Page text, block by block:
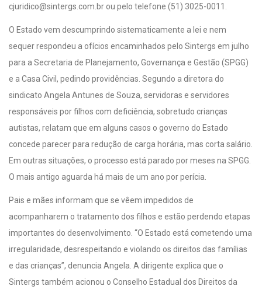
cjuridico@sintergs.com.br ou pelo telefone (51) 3025-0011.
O Estado vem descumprindo sistematicamente a lei e nem
sequer respondeu a ofícios encaminhados pelo Sintergs em julho
para a Secretaria de Planejamento, Governança e Gestão (SPGG)
e a Casa Civil, pedindo providências. Segundo a diretora do
sindicato Angela Antunes de Souza, servidoras e servidores
responsáveis por filhos com deficiência, sobretudo crianças
autistas, relatam que em alguns casos o governo do Estado
concede parecer para redução de carga horária, mas corta salário.
Em outras situações, o processo está parado por meses na SPGG.
O mais antigo aguarda há mais de um ano por perícia.
Pais e mães informam que se vêem impedidos de
acompanharem o tratamento dos filhos e estão perdendo etapas
importantes do desenvolvimento. “O Estado está cometendo uma
irregularidade, desrespeitando e violando os direitos das famílias
e das crianças”, denuncia Angela. A dirigente explica que o
Sintergs também acionou o Conselho Estadual dos Direitos da